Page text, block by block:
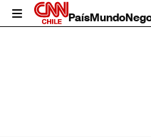
PaísMundo